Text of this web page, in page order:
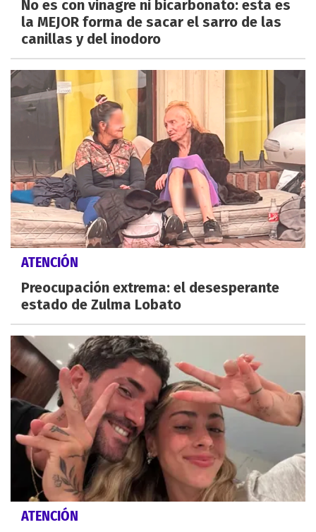
No es con vinagre ni bicarbonato: esta es
la MEJOR forma de sacar el sarro de las
canillas y del inodoro
ATENCIÓN
Preocupación extrema: el desesperante
estado de Zulma Lobato
ATENCIÓN